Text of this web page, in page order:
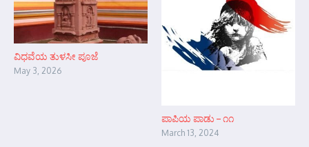
ವಿಧವೆಯ ತುಳಸೀ ಪೂಜೆ
May 3, 2026
ಪಾಪಿಯ ಪಾಡು – ೧೧
March 13, 2024